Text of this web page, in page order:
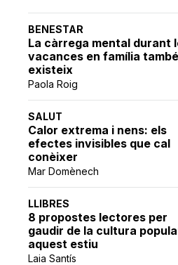
BENESTAR
La càrrega mental durant
vacances en família també
existeix
Paola Roig
SALUT
Calor extrema i nens: els
efectes invisibles que cal
conèixer
Mar Domènech
LLIBRES
8 propostes lectores per
gaudir de la cultura
aquest estiu
Laia Santís